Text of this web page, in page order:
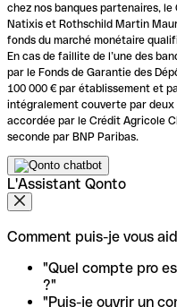
chez nos banques partenaires,
Natixis et Rothschild Martin
fonds du marché monétaire
En cas de faillite de l’une des
par le Fonds de Garantie des
100 000 € par établissement et
intégralement couverte par deux
accordée par le Crédit Agricole
seconde par BNP Paribas.
L'Assistant Qonto
Comment puis-je vous
"Quel compte pro
?"
"Puis-je ouvrir un